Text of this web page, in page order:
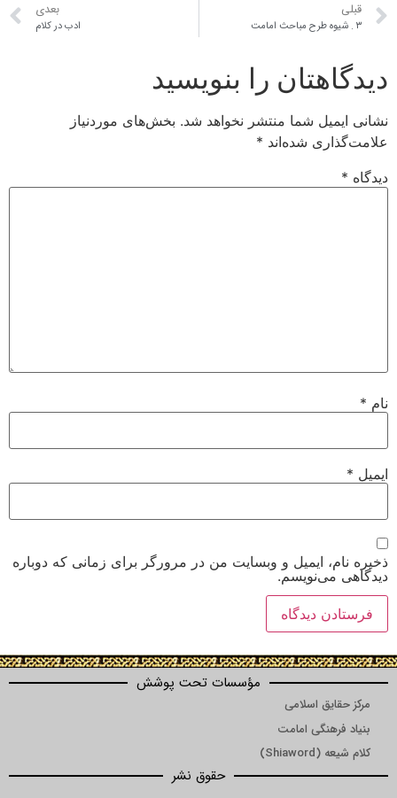
قبلی
۳ . شيوه طرح مباحث امامت
بعدی
ادب در كلام
دیدگاهتان را بنویسید
نشانی ایمیل شما منتشر نخواهد شد. بخش‌های موردنیاز
علامت‌گذاری شده‌اند *
دیدگاه *
نام *
ایمیل *
ذخیره نام، ایمیل و وبسایت من در مرورگر برای زمانی که دوباره
دیدگاهی می‌نویسم.
مؤسسات تحت پوشش
مرکز حقایق اسلامی
بنیاد فرهنگی امامت
کلام شیعه (Shiaword)
حقوق نشر